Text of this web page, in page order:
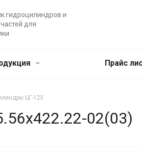
гидроцилиндров и
для
Прайс
ЦГ-125
02(03)